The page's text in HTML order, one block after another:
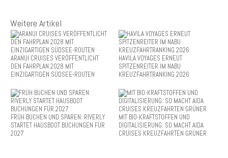
Weitere Artikel
ARANUI CRUISES VERÖFFENTLICHT
DEN FAHRPLAN 2028 MIT
EINZIGARTIGEN SÜDSEE-ROUTEN
HAVILA VOYAGES ERNEUT
SPITZENREITER IM NABU
KREUZFAHRTRANKING 2026
FRÜH BUCHEN UND SPAREN: RIVERLY
STARTET HAUSBOOT BUCHUNGEN FÜR
2027
MIT BIO-KRAFTSTOFFEN UND
DIGITALISIERUNG: SO MACHT AIDA
CRUISES KREUZFAHRTEN GRÜNER